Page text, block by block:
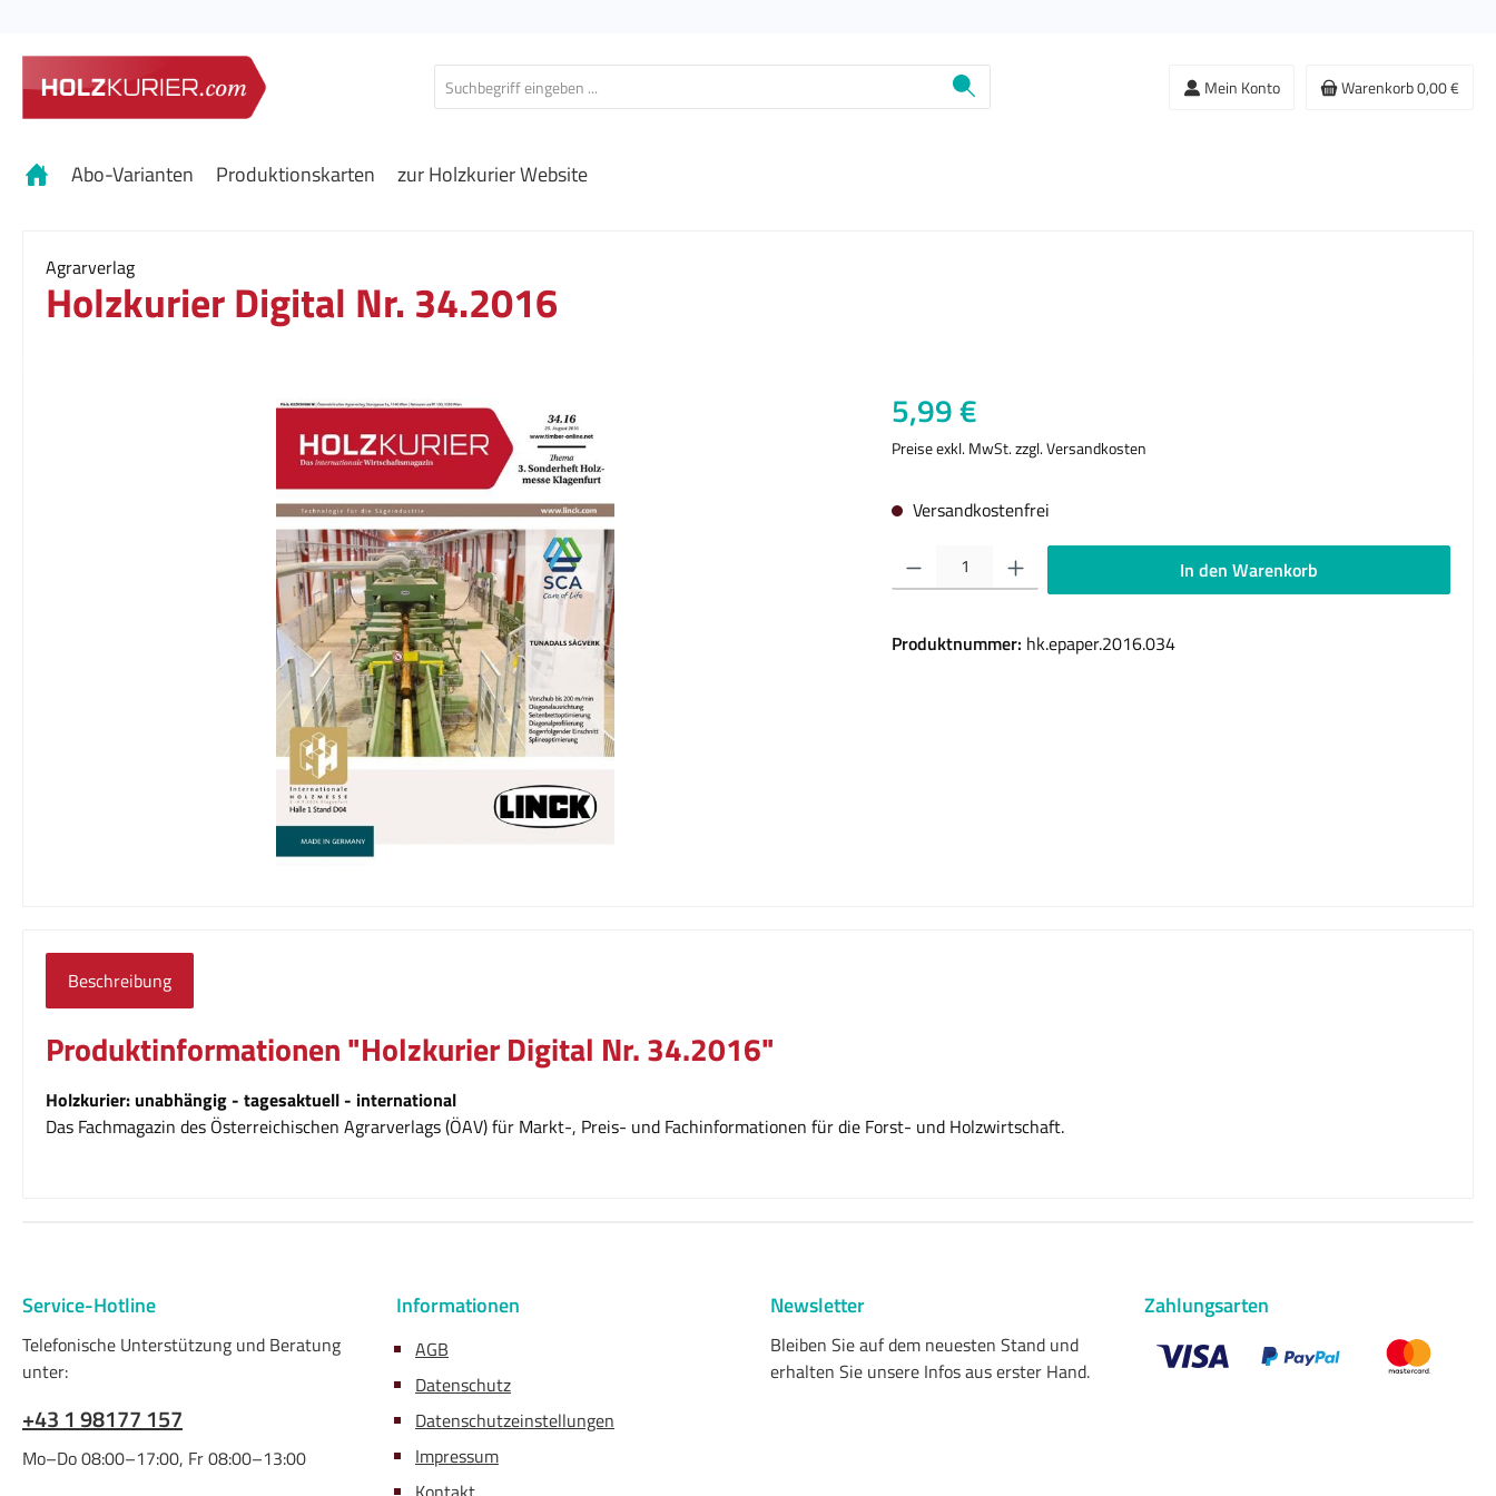
Mein Konto Warenkorb0,00 €
Abo-Varianten Produktionskarten zur Holzkurier Website
Agrarverlag
Holzkurier Digital Nr. 34.2016
Regulärer Preis:
5,99 €
Preise exkl. MwSt. zzgl. Versandkosten
Versandkostenfrei
Produkt Anzahl: Gib den gewünschten Wert ein oder benutze die Schaltflächen um die
In den Warenkorb
Produktnummer: hk.epaper.2016.034
Beschreibung
Produktinformationen "Holzkurier Digital Nr. 34.2016"
Holzkurier: unabhängig - tagesaktuell - international
Das Fachmagazin des Österreichischen Agrarverlags (ÖAV) für Markt-, Preis- und Fachinformationen für die Forst- und Holzwirtschaft.
Service-Hotline
Telefonische Unterstützung und Beratung
unter:
+43 1 98177 157
Mo–Do 08:00–17:00, Fr 08:00–13:00
Informationen
AGB
Datenschutz
Datenschutzeinstellungen
Impressum
Newsletter
Bleiben Sie auf dem neuesten Stand und
erhalten Sie unsere Infos aus erster Hand.
Zahlungsarten